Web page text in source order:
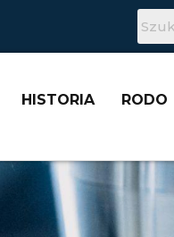
HISTORIA RODO